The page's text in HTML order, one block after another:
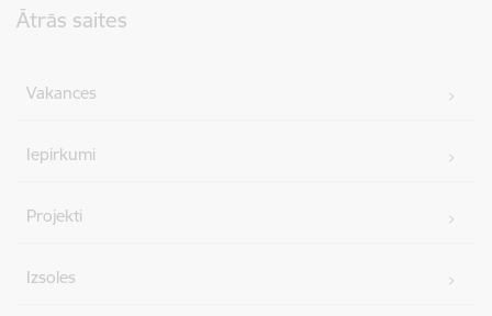
Ātrās saites
Vakances
Iepirkumi
Projekti
Izsoles